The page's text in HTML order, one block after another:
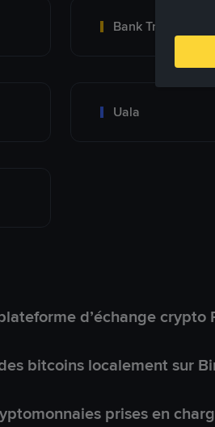
Bank Transfer
Uala
d’échange crypto
bitcoins localement sur
prises en